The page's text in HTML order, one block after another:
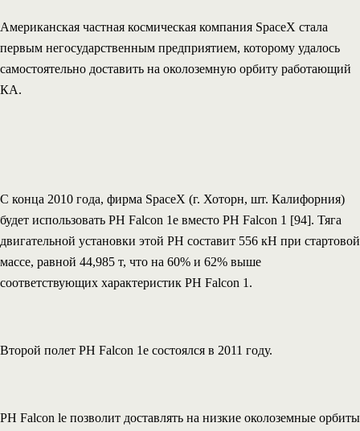
Американская частная космическая компания SpaceX стала
первым негосударственным предприятием, которому удалось
самостоятельно доставить на околоземную орбиту работающий
КА.
С конца 2010 года, фирма SpaceX (г. Хоторн, шт. Калифорния)
будет использовать РН Falcon 1е вместо РН Falcon 1 [94]. Тяга
двигательной установки этой РН составит 556 кН при стартовой
массе, равной 44,985 т, что на 60% и 62% выше
соответствующих характеристик РН Falcon 1.
Второй полет РН Falcon 1е состоялся в 2011 году.
РН Falcon le позволит доставлять на низкие околоземные орбиты